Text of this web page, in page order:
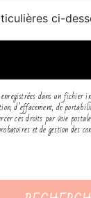
ci-
dans un
d’effacement, de
ces droits par voie
et de gestion des